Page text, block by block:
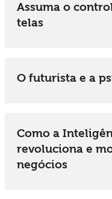
Assuma o
telas
O futurista e a
Como a
revoluciona e
negócios